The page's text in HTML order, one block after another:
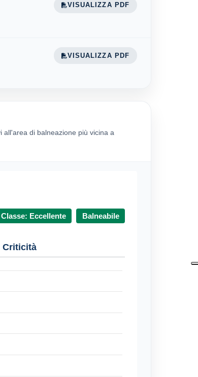
VISUALIZZA PDF
VISUALIZZA PDF
all'area di balneazione più vicina a
Classe: Eccellente Balneabile
Criticità